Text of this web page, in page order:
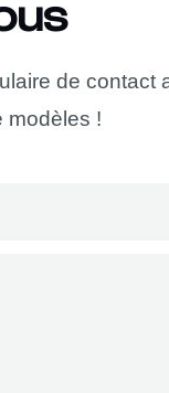
de
modèles !